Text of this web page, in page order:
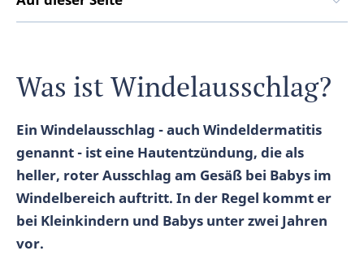
Was ist Windelausschlag?
Ein Windelausschlag - auch Windeldermatitis
genannt - ist eine Hautentzündung, die als
heller, roter Ausschlag am Gesäß bei Babys im
Windelbereich auftritt. In der Regel kommt er
bei Kleinkindern und Babys unter zwei Jahren
vor.